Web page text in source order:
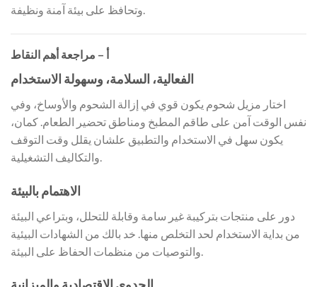
وتحافظ على بيئة آمنة ونظيفة.
أ – مراجعة أهم النقاط
الفعالية، السلامة، وسهولة الاستخدام
اختار مزيل شحوم يكون قوي في إزالة الشحوم والأوساخ، وفي
نفس الوقت آمن على طاقم المطبخ ومناطق تحضير الطعام. كمان،
يكون سهل في الاستخدام والتطبيق علشان يقلل وقت التوقف
والتكاليف التشغيلية.
الاهتمام بالبيئة
دور على منتجات بتركيبة غير سامة وقابلة للتحلل، وبتراعي البيئة
من بداية الاستخدام لحد التخلص منها. خد بالك من الشهادات البيئية